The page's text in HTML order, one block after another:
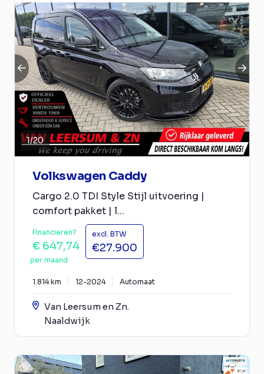
1/20
Volkswagen Caddy
Cargo 2.0 TDI Style Stijl uitvoering |
comfort pakket | l...
Financieren?
€ 647,74
per maand
excl. BTW
€27.900
1.814 km 12-2024 Automaat
Van Leersum en Zn.
Naaldwijk